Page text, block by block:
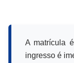
A matrícula
ingresso é